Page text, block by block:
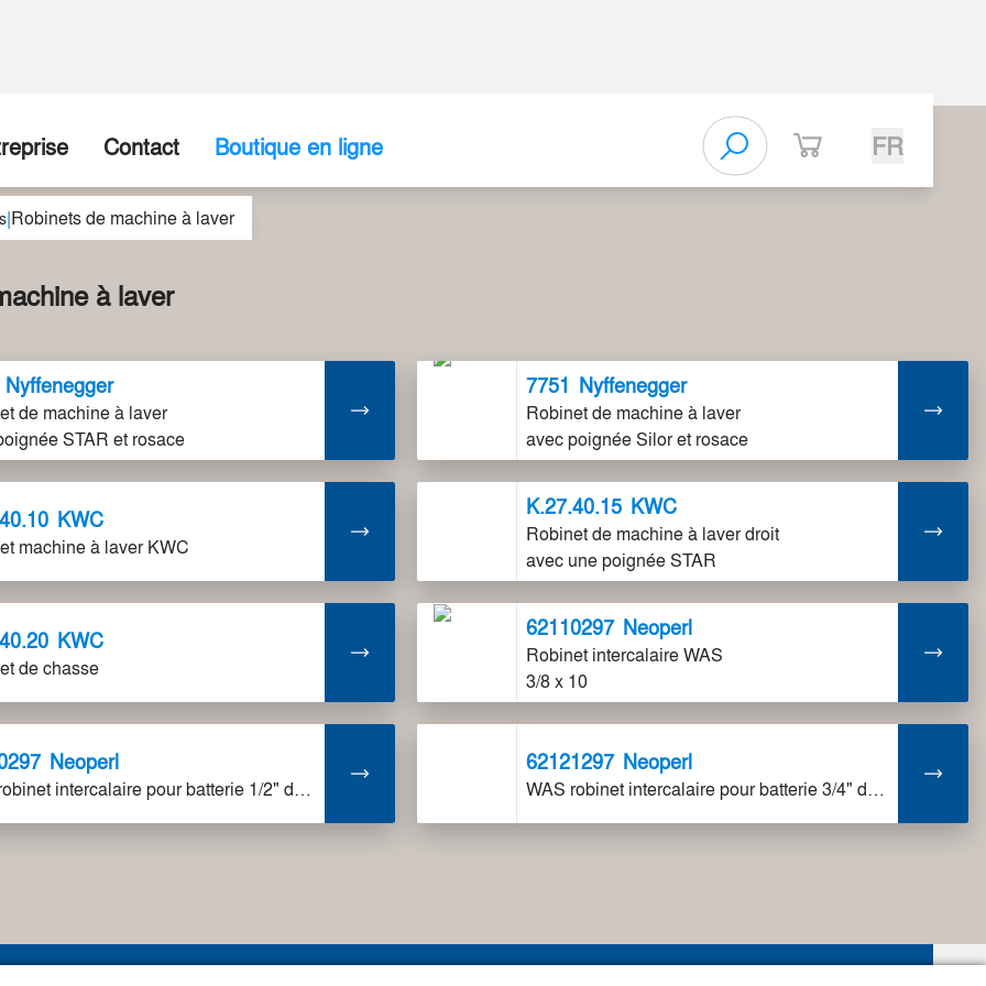
de nous
commerciaux
vacants
Contact
Entreprise / Point de vente
Boutique en ligne FR
|Robinets de machine à laver
à laver
Nyffenegger
de machine à laver
STAR et rosace
7751 Nyffenegger
Robinet de machine à laver
avec poignée Silor et rosace
KWC
machine à laver KWC
K.27.40.15 KWC
Robinet de machine à laver droit
avec une poignée STAR
KWC
de chasse
62110297 Neoperl
Robinet intercalaire WAS
3/8 x 10
Neoperl
WAS robinet intercalaire pour batterie 1/2" droit
62121297 Neoperl
WAS robinet intercalaire pour batterie 3/4" droit